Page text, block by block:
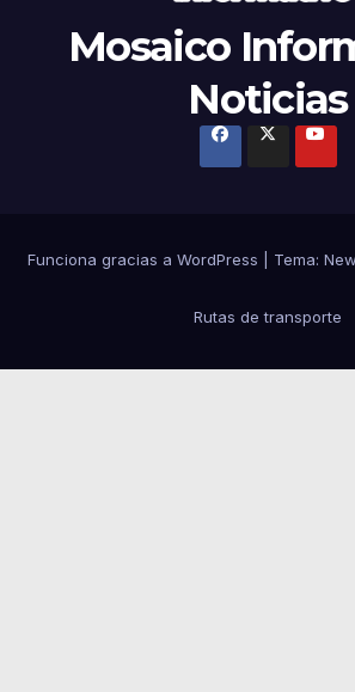
Mosaico
Noticias
Funciona gracias a WordPress Tema:
Rutas de transporte